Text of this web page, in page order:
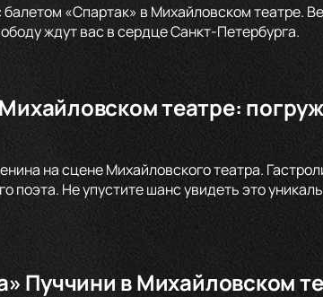
«Спартак» в Михайловском театре.
ждут вас в сердце Санкт-Петербурга.
театре:
на сцене Михайловского театра.
поэта. Не упустите шанс увидеть это
Пуччини в Михайловском